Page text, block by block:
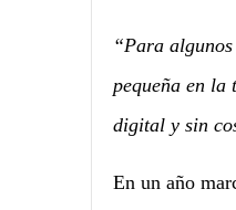
“Para
pequeña en la
digital y sin
En un año